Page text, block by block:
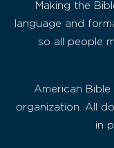
Making the
language and
so all people
American
organization. All
in